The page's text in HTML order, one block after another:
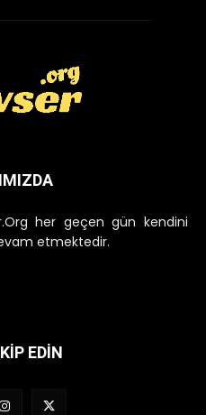
her geçen gün kendini
etmektedir.
EDİN